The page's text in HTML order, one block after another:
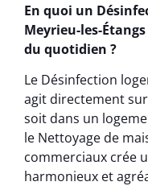
En quoi un
Meyrieu-les-
du quotidien ?
Le Désinfection
agit directement sur
soit dans un
le Nettoyage de
commerciaux crée
harmonieux et